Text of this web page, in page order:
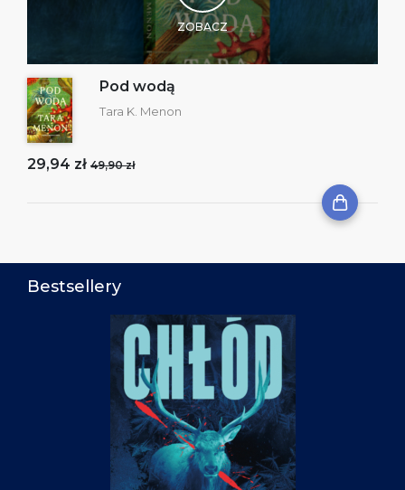
ZOBACZ
Pod wodą
Tara K. Menon
29,94 zł 49,90 zł
Bestsellery